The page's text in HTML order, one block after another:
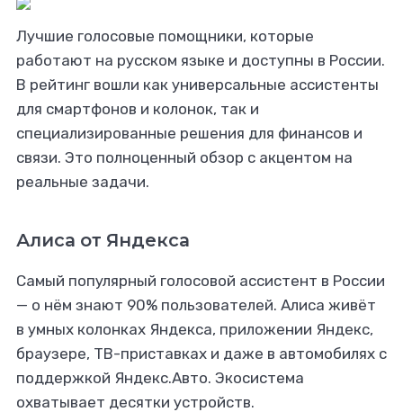
Лучшие голосовые помощники, которые
работают на русском языке и доступны в России.
В рейтинг вошли как универсальные ассистенты
для смартфонов и колонок, так и
специализированные решения для финансов и
связи. Это полноценный обзор с акцентом на
реальные задачи.
Алиса от Яндекса
Самый популярный голосовой ассистент в России
— о нём знают 90% пользователей. Алиса живёт
в умных колонках Яндекса, приложении Яндекс,
браузере, ТВ-приставках и даже в автомобилях с
поддержкой Яндекс.Авто. Экосистема
охватывает десятки устройств.